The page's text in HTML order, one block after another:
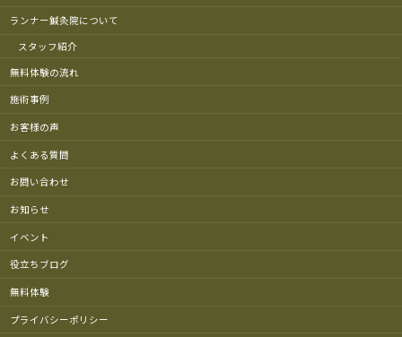
ランナー鍼灸院について
スタッフ紹介
無料体験の流れ
施術事例
お客様の声
よくある質問
お問い合わせ
お知らせ
イベント
役立ちブログ
無料体験
プライバシーポリシー